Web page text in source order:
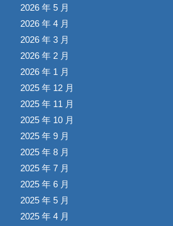
2026 年 5 月
2026 年 4 月
2026 年 3 月
2026 年 2 月
2026 年 1 月
2025 年 12 月
2025 年 11 月
2025 年 10 月
2025 年 9 月
2025 年 8 月
2025 年 7 月
2025 年 6 月
2025 年 5 月
2025 年 4 月